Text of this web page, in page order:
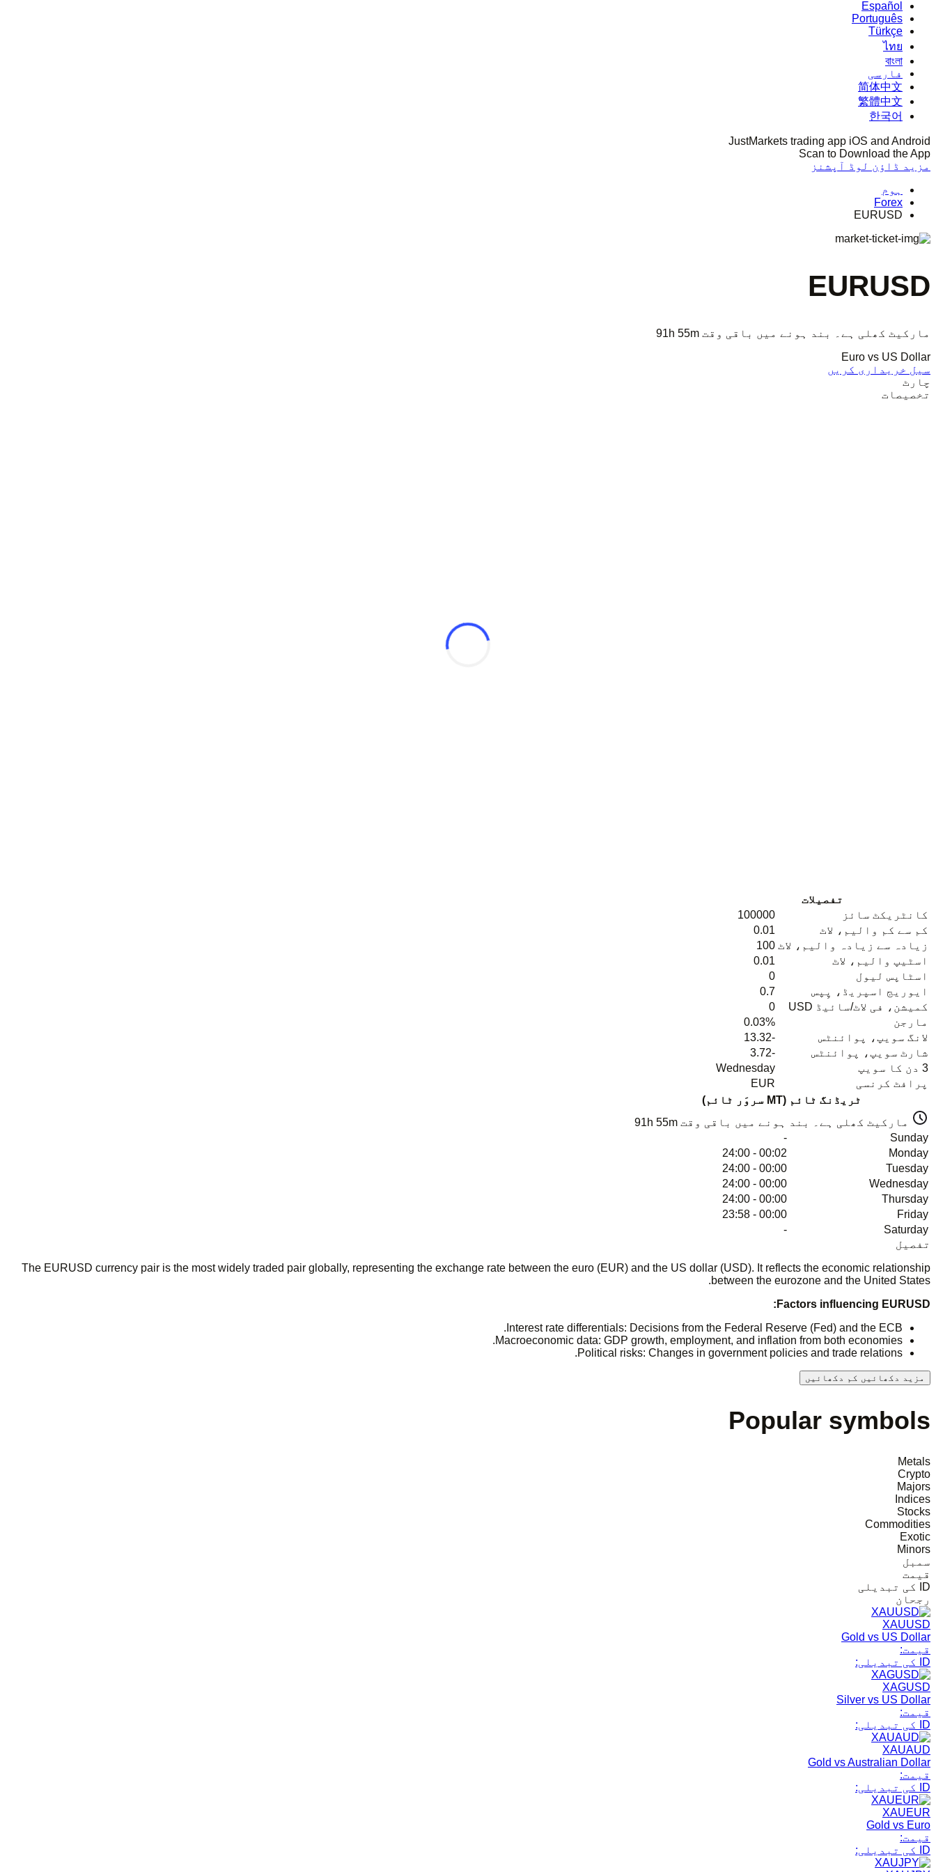
Español
Português
Türkçe
ไทย
বাংলা
فارسی
简体中文
繁體中文
한국어
JustMarkets trading app iOS and Android
Scan to Download the App
مزید ڈاؤن لوڈ آپشنز
ہوم
Forex
EURUSD
EURUSD
مارکیٹ کھلی ہے۔ بند ہونے میں باقی وقت 91h 55m
Euro vs US Dollar
سیل خریداری کریں
چارٹ
تخصیصات
تفصیلات
کانٹریکٹ سائز
100000
کم سے کم والیم، لاٹ
0.01
زیادہ سے زیادہ والیم، لاٹ 100
اسٹیپ والیم، لاٹ
0.01
اسٹاپس لیول
0
ایوریج اسپریڈ، پِپس
0.7
کمیشن، فی لاٹ/سائیڈ USD
0
مارجن
0.03%
لانگ سویپ، پوائنٹس
-13.32
شارٹ سویپ، پوائنٹس
-3.72
3 دن کا سویپ
Wednesday
پرافٹ کرنسی
EUR
ٹریڈنگ ٹائم (MT سروَر ٹائم)
مارکیٹ کھلی ہے۔ بند ہونے میں باقی وقت 91h 55m
Sunday
-
Monday
00:02 - 24:00
Tuesday
00:00 - 24:00
Wednesday
00:00 - 24:00
Thursday
00:00 - 24:00
Friday
00:00 - 23:58
Saturday
-
تفصیل
The EURUSD currency pair is the most widely traded pair globally, representing the exchange rate between the euro (EUR) and the US dollar (USD). It reflects the economic relationship
between the eurozone and the United States.
Factors influencing EURUSD:
Interest rate differentials: Decisions from the Federal Reserve (Fed) and the ECB.
Macroeconomic data: GDP growth, employment, and inflation from both economies.
Political risks: Changes in government policies and trade relations.
مزید دکھائیں کم دکھائیں
Popular symbols
Metals
Crypto
Majors
Indices
Stocks
Commodities
Exotic
Minors
سمبل
قیمت
ID کی تبدیلی
رجحان
XAUUSD
Gold vs US Dollar
قیمت:
ID کی تبدیلی:
XAGUSD
Silver vs US Dollar
قیمت:
ID کی تبدیلی:
XAUAUD
Gold vs Australian Dollar
قیمت:
ID کی تبدیلی:
XAUEUR
Gold vs Euro
قیمت:
ID کی تبدیلی: